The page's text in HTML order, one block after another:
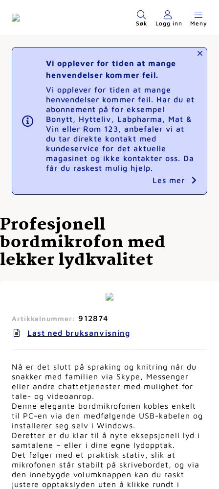
Søk Logg inn Meny
Vi opplever for tiden at mange
henvendelser kommer feil.
Vi opplever for tiden at mange
henvendelser kommer feil. Har du et
abonnement på for eksempel
Bonytt, Hytteliv, Labpharma, Mat &
Vin eller Rom 123, anbefaler vi at
du tar direkte kontakt med
kundeservice for det aktuelle
magasinet og ikke kontakter oss. Da
får du raskest mulig hjelp.
Les mer
Profesjonell
bordmikrofon med
lekker lydkvalitet
Artikkelnummer: 912874
Last ned bruksanvisning
Nå er det slutt på spraking og knitring når du
snakker med familien via Skype, Messenger
eller andre chattetjenester med mulighet for
tale- og videoanrop.
Denne elegante bordmikrofonen kobles enkelt
til PC-en via den medfølgende USB-kabelen og
installerer seg selv i Windows.
Deretter er du klar til å nyte eksepsjonell lyd i
samtalene – eller i dine egne lydopptak.
Det følger med et praktisk stativ, slik at
mikrofonen står stabilt på skrivebordet, og via
den innebygde volumknappen kan du raskt
justere opptakslyden uten å klikke rundt i